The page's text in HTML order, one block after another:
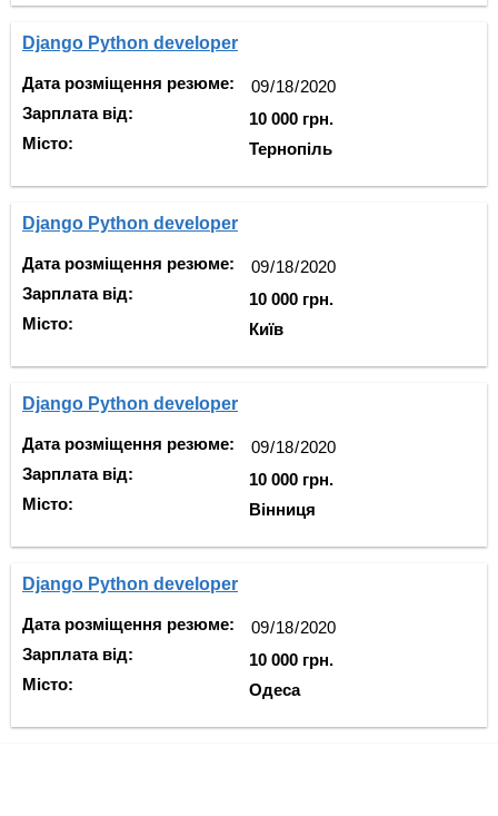
Django Python developer
Дата розміщення резюме:
Зарплата від:
Місто:
10 000 грн.
Тернопіль
Django Python developer
Дата розміщення резюме:
Зарплата від:
Місто:
10 000 грн.
Київ
Django Python developer
Дата розміщення резюме:
Зарплата від:
Місто:
10 000 грн.
Вінниця
Django Python developer
Дата розміщення резюме:
Зарплата від:
Місто:
10 000 грн.
Одеса